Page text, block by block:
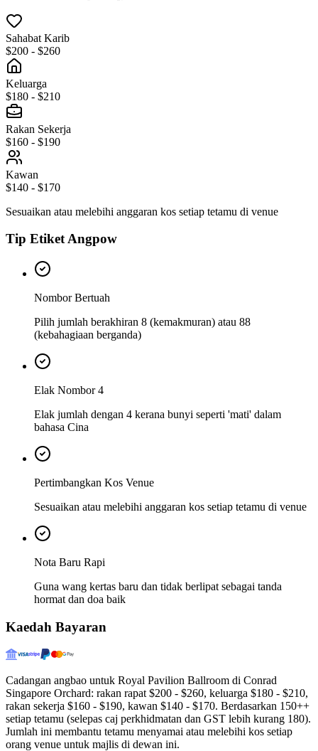
Sahabat Karib
$200 - $260
Keluarga
$180 - $210
Rakan Sekerja
$160 - $190
Kawan
$140 - $170
Sesuaikan atau melebihi anggaran kos setiap tetamu di venue
Tip Etiket Angpow
Nombor Bertuah
Pilih jumlah berakhiran 8 (kemakmuran) atau 88
(kebahagiaan berganda)
Elak Nombor 4
Elak jumlah dengan 4 kerana bunyi seperti 'mati' dalam
bahasa Cina
Pertimbangkan Kos Venue
Sesuaikan atau melebihi anggaran kos setiap tetamu di venue
Nota Baru Rapi
Guna wang kertas baru dan tidak berlipat sebagai tanda
hormat dan doa baik
Kaedah Bayaran
Cadangan angbao untuk Royal Pavilion Ballroom di Conrad
Singapore Orchard: rakan rapat $200 - $260, keluarga $180 - $210,
rakan sekerja $160 - $190, kawan $140 - $170. Berdasarkan 150++
setiap tetamu (selepas caj perkhidmatan dan GST lebih kurang 180).
Jumlah ini membantu tetamu menyamai atau melebihi kos setiap
orang venue untuk majlis di dewan ini.